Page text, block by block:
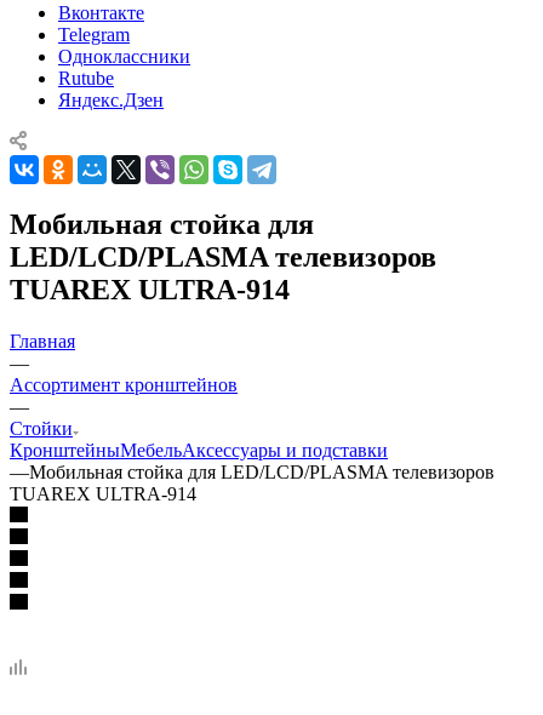
Вконтакте
Telegram
Одноклассники
Rutube
Яндекс.Дзен
Мобильная стойка для
LED/LCD/PLASMA телевизоров
TUAREX ULTRA-914
Главная
—
Ассортимент кронштейнов
—
Стойки
КронштейныМебельАксессуары и подставки
—Мобильная стойка для LED/LCD/PLASMA телевизоров
TUAREX ULTRA-914